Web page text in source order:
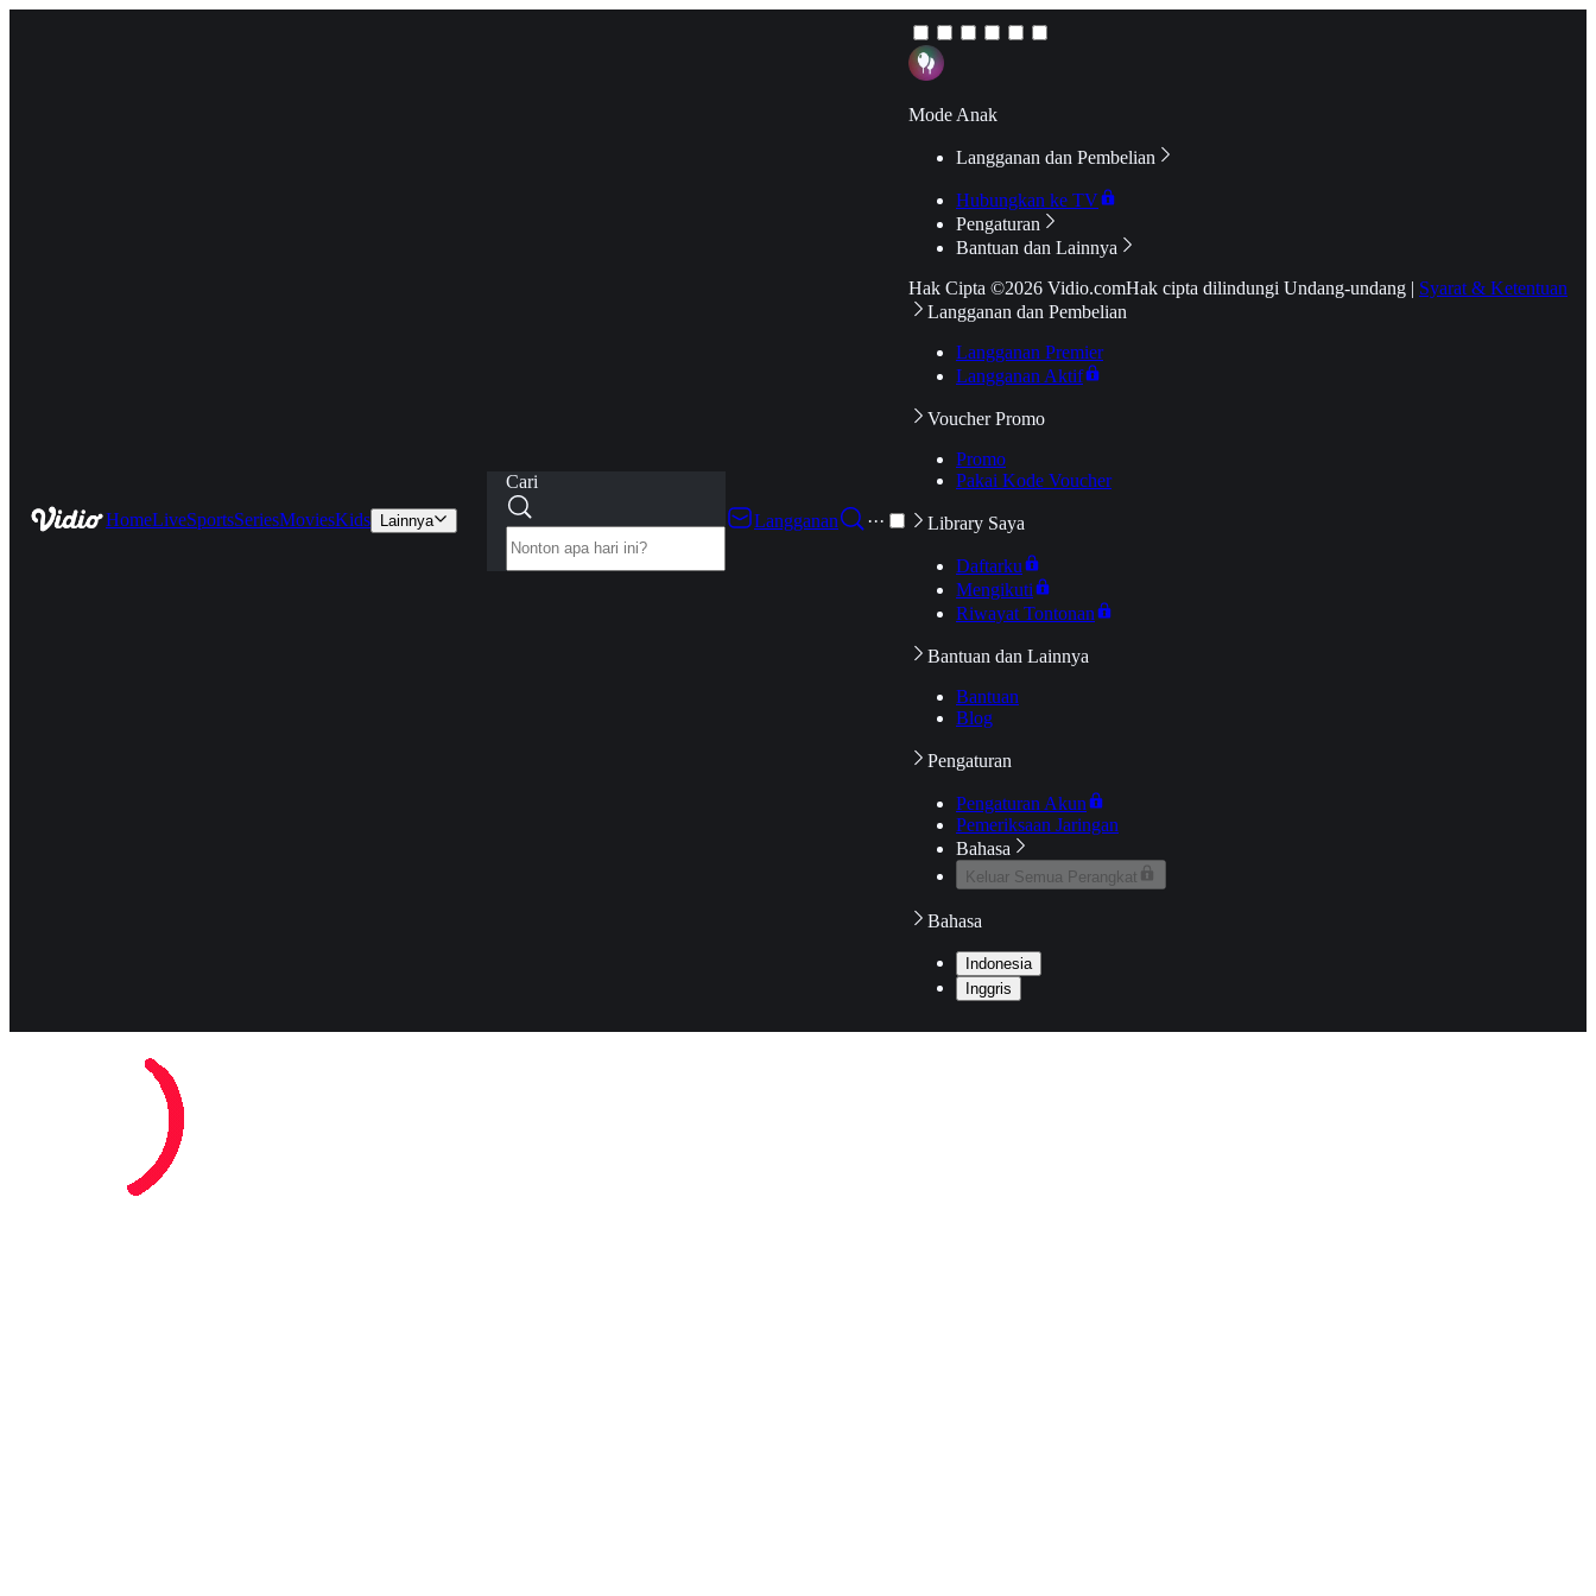
HomeLiveSportsSeriesMoviesKids Lainnya
Cari
Langganan
···
Mode Anak
Langganan dan Pembelian
Hubungkan ke TV
Pengaturan
Bantuan dan Lainnya
Hak Cipta ©2026 Vidio.comHak cipta dilindungi Undang-undang | Syarat & Ketentuan
Langganan dan Pembelian
Langganan Premier
Langganan Aktif
Voucher Promo
Promo
Pakai Kode Voucher
Library Saya
Daftarku
Mengikuti
Riwayat Tontonan
Bantuan dan Lainnya
Bantuan
Blog
Pengaturan
Pengaturan Akun
Pemeriksaan Jaringan
Bahasa
Keluar Semua Perangkat
Bahasa
Indonesia
Inggris